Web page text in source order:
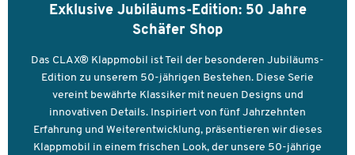
Exklusive Jubiläums-Edition: 50 Jahre
Schäfer Shop
Das CLAX® Klappmobil ist Teil der besonderen Jubiläums-
Edition zu unserem 50-jährigen Bestehen. Diese Serie
vereint bewährte Klassiker mit neuen Designs und
innovativen Details. Inspiriert von fünf Jahrzehnten
Erfahrung und Weiterentwicklung, präsentieren wir dieses
Klappmobil in einem frischen Look, der unsere 50-jährige